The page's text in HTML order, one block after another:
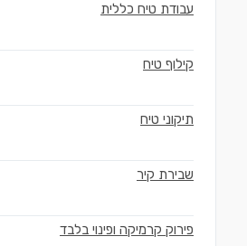
עבודת טיח כללית
קילוף טיח
תיקוני טיח
שבירת קיר
פירוק קרמיקה ופינוי בלבד